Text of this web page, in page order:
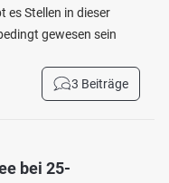
es Stellen in dieser
gewesen sein
3 Beiträge
bei 25-